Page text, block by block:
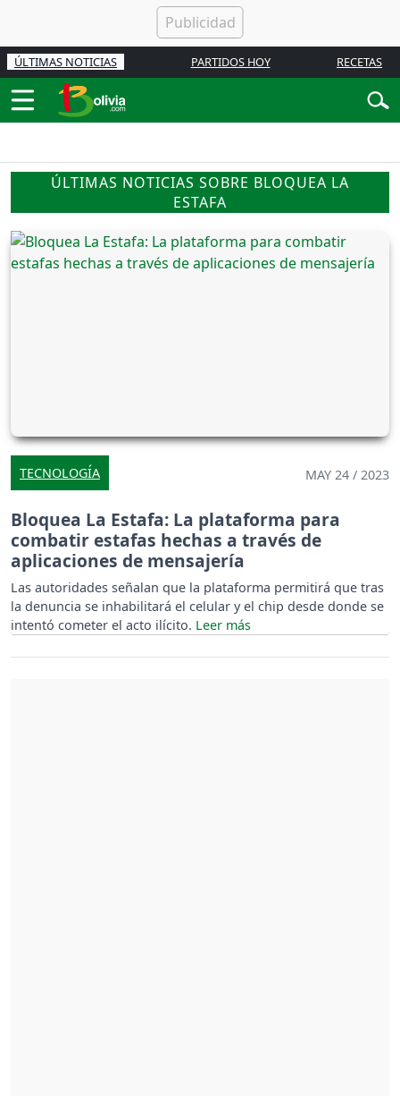
ÚLTIMAS NOTICIAS PARTIDOS HOY RECETAS
ÚLTIMAS NOTICIAS SOBRE BLOQUEA LA
ESTAFA
TECNOLOGÍA MAY 24 / 2023
Bloquea La Estafa: La plataforma para
combatir estafas hechas a través de
aplicaciones de mensajería
Las autoridades señalan que la plataforma permitirá que tras
la denuncia se inhabilitará el celular y el chip desde donde se
intentó cometer el acto ilícito.